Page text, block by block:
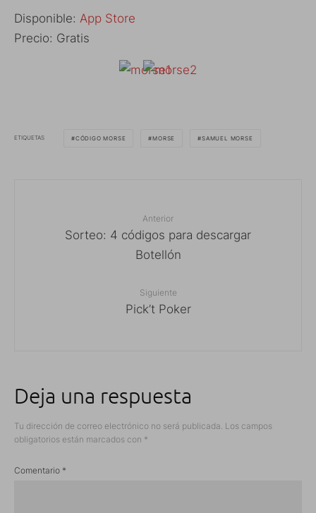
Disponible: App Store
Precio: Gratis
ETIQUETAS CÓDIGO MORSE MORSE SAMUEL MORSE
Anterior
Sorteo: 4 códigos para descargar
Botellón
Siguiente
Pick’t Poker
Deja una respuesta
Tu dirección de correo electrónico no será publicada. Los campos
obligatorios están marcados con *
Comentario *